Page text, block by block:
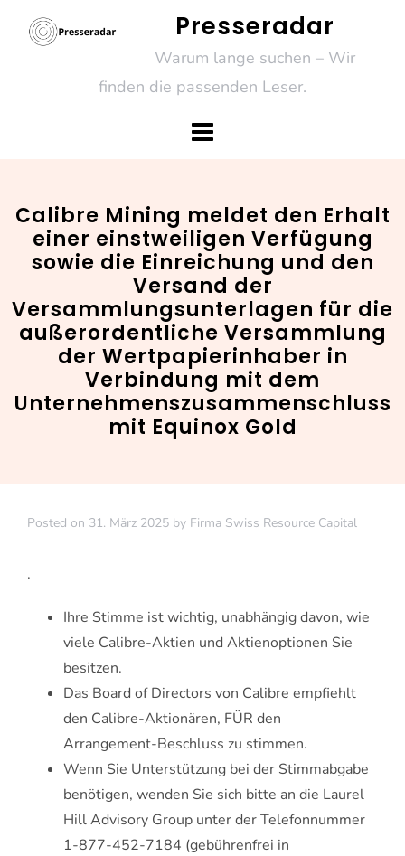
Presseradar
Warum lange suchen – Wir
finden die passenden Leser.
Calibre Mining meldet den Erhalt
einer einstweiligen Verfügung
sowie die Einreichung und den
Versand der
Versammlungsunterlagen für die
außerordentliche Versammlung
der Wertpapierinhaber in
Verbindung mit dem
Unternehmenszusammenschluss
mit Equinox Gold
Posted on 31. März 2025 by Firma Swiss Resource Capital
.
Ihre Stimme ist wichtig, unabhängig davon, wie
viele Calibre-Aktien und Aktienoptionen Sie
besitzen.
Das Board of Directors von Calibre empfiehlt
den Calibre-Aktionären, FÜR den
Arrangement-Beschluss zu stimmen.
Wenn Sie Unterstützung bei der Stimmabgabe
benötigen, wenden Sie sich bitte an die Laurel
Hill Advisory Group unter der Telefonnummer
1-877-452-7184 (gebührenfrei in